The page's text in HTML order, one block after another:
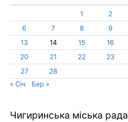
1 2
6
7 8 9
13
14 15 16
20
21 22 23
27
28
« Січ
Бер »
Чигиринська міська рада